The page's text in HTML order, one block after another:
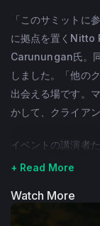
「このサミットに
に拠点を置くNitto
Carunungan氏。
しました。「他の
出会える場です。
かして、クライア
イベントの講演者
ジネス成長を促進
+ Read More
Watch More